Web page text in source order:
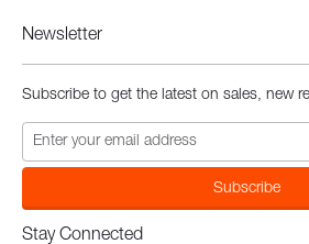
Newsletter
Subscribe to get the latest on sales, new
Stay Connected